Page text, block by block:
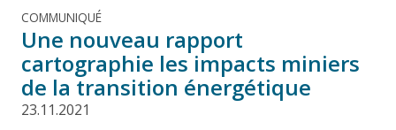
COMMUNIQUÉ
Une nouveau rapport
cartographie les impacts miniers
de la transition énergétique
23.11.2021